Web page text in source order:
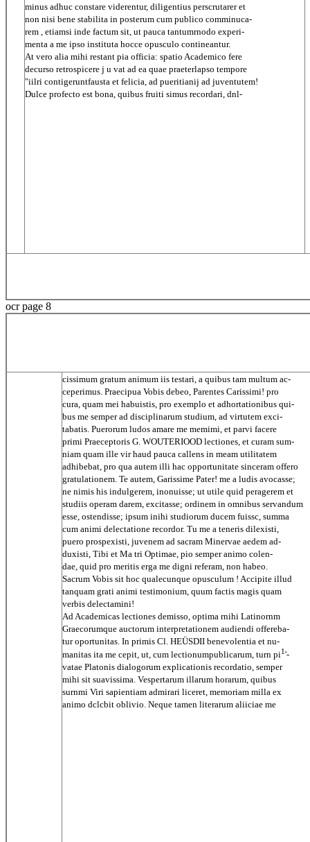
minus adhuc constare viderentur, diligentius perscrutarer et
non nisi bene stabilita in posterum cum publico comminuca-
rem , etiamsi inde factum sit, ut pauca tantumrnodo experi-
menta a me ipso instituta hocce opusculo contineantur.
At vero alia mihi restant pia officia: spatio Academico fere
decurso retrospicere j u vat ad ea quae praeterlapso tempore
"iilri contigeruntfausta et felicia, ad pueritianij ad juventutem!
Dulce profecto est bona, quibus fruiti simus recordari, dnl-
ocr page 8
cissimum gratum animum iis testari, a quibus tam multum ac-
ceperimus. Praecipua Vobis debeo, Parentes Carissimi! pro
cura, quam mei habuistis, pro exemplo et adhortationibus qui-
bus me semper ad disciplinarum studium, ad virtutem exci-
tabatis. Puerorum ludos amare me memimi, et parvi facere
primi Praeceptoris G. WOUTERIOOD lectiones, et curam sum-
niam quam ille vir haud pauca callens in meam utilitatem
adhibebat, pro qua autem illi hac opportunitate sinceram offero
gratulationem. Te autem, Garissime Pater! me a ludis avocasse;
ne nimis his indulgerem, inonuisse; ut utile quid peragerem et
studiis operam darem, excitasse; ordinem in omnibus servandum
esse, ostendisse; ipsum inihi studiorum ducem fuissc, summa
cum animi delectatione recordor. Tu me a teneris dilexisti,
puero prospexisti, juvenem ad sacram Minervae aedem ad-
duxisti, Tibi et Ma tri Optimae, pio semper animo colen-
dae, quid pro meritis erga me digni referam, non habeo.
Sacrum Vobis sit hoc qualecunque opusculum ! Accipite illud
tanquam grati animi testimonium, quum factis magis quam
verbis delectamini!
Ad Academicas lectiones demisso, optima rnihi Latinornm
Graecorumque auctorum interpretationem audiendi offereba-
tur oportunitas. In primis Cl. HEÜSDII benevolentia et nu-
manitas ita me cepit, ut, cum lectionumpublicarum, turn pi1'-
vatae Platonis dialogorum explicationis recordatio, semper
mihi sit suavissima. Vespertarum illarum horarum, quibus
surnmi Viri sapientiam admirari liceret, memoriam milla ex
animo dclcbit oblivio. Neque tamen literarum aliiciae me